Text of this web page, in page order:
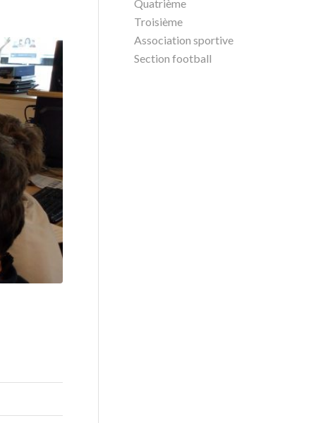
Quatrième
Troisième
Association sportive
Section football